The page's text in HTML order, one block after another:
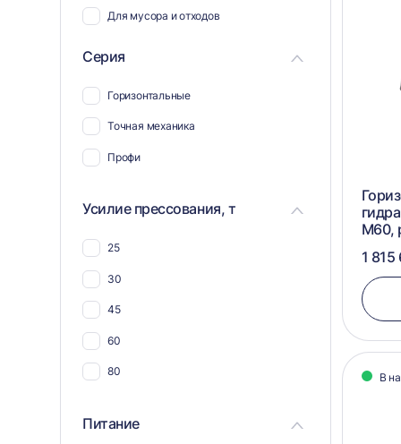
Для мусора и отходов
Серия
Горизонтальные
Точная механика
Профи
Усилие прессования, т
25
30
45
60
80
Питание
М60,
1
В